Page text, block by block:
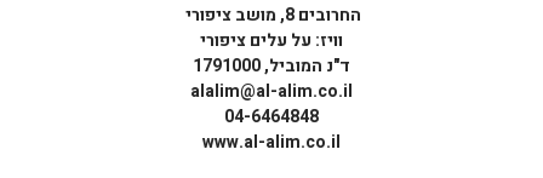
החרובים 8, מושב ציפורי
וויז: על עלים ציפורי
ד"נ המוביל, 1791000
alalim@al-alim.co.il
04-6464848
www.al-alim.co.il